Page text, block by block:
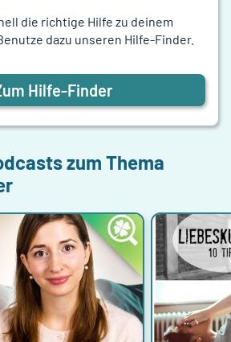
die richtige Hilfe zu deinem
dazu unseren Hilfe-Finder.
Hilfe-Finder
zum Thema